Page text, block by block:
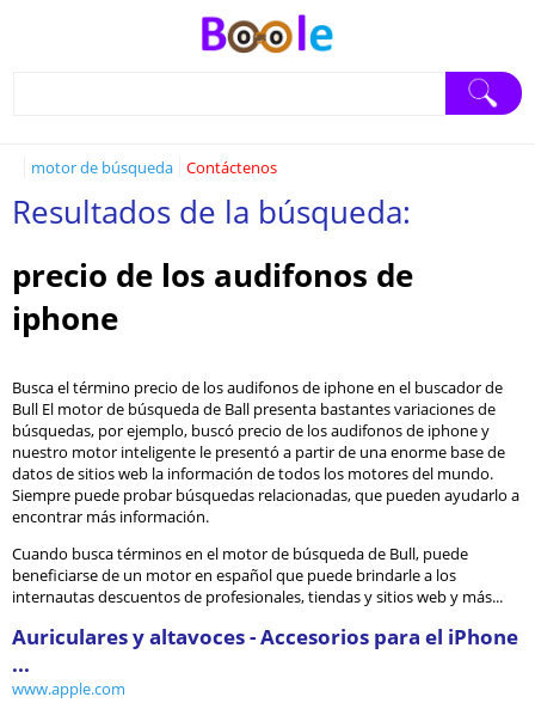
motor de búsqueda Contáctenos
Resultados de la búsqueda:
precio de los audifonos de
iphone
Busca el término precio de los audifonos de iphone en el buscador de
Bull El motor de búsqueda de Ball presenta bastantes variaciones de
búsquedas, por ejemplo, buscó precio de los audifonos de iphone y
nuestro motor inteligente le presentó a partir de una enorme base de
datos de sitios web la información de todos los motores del mundo.
Siempre puede probar búsquedas relacionadas, que pueden ayudarlo a
encontrar más información.
Cuando busca términos en el motor de búsqueda de Bull, puede
beneficiarse de un motor en español que puede brindarle a los
internautas descuentos de profesionales, tiendas y sitios web y más...
Auriculares y altavoces - Accesorios para el iPhone
...
www.apple.com